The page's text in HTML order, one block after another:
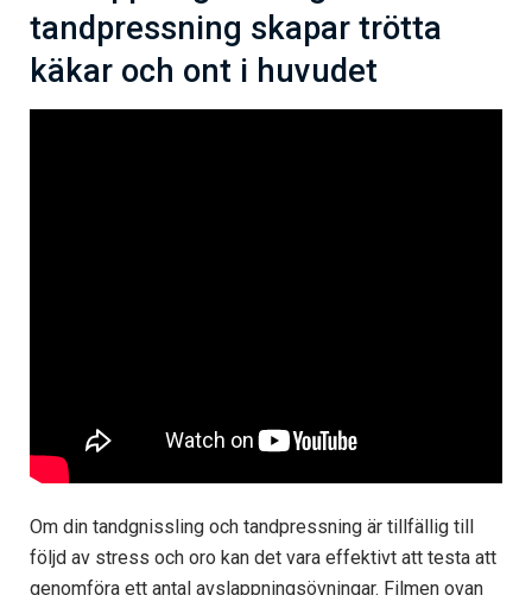
tandpressning skapar trötta
käkar och ont i huvudet
Om din tandgnissling och tandpressning är tillfällig till
följd av stress och oro kan det vara effektivt att testa att
genomföra ett antal avslappningsövningar. Filmen ovan